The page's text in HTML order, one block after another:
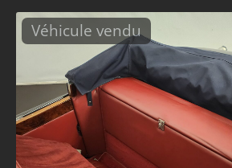
Véhicule vendu